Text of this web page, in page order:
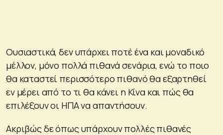
Ουσιαστικά, δεν υπάρχει ποτέ ένα και μοναδικό
μέλλον, μόνο πολλά πιθανά σενάρια, ενώ το ποιο
θα καταστεί περισσότερο πιθανό θα εξαρτηθεί
εν μέρει από το τι θα κάνει η Κίνα και πώς θα
επιλέξουν οι ΗΠΑ να απαντήσουν.
Ακριβώς δε όπως υπάρχουν πολλές πιθανές